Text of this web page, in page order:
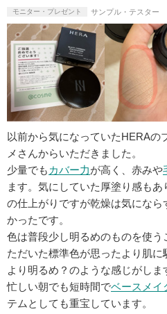
モニター・プレゼント サンプル・テスター
以前から気になっていたHERAの
メさんからいただきました。
少量でも カバー力が高く、赤みや
ます。気にしていた厚塗り感もあ
の仕上がりですが乾燥は気になら
かったです。
色は普段少し明るめのものを使
ただいた標準色が思ったより肌
より明るめ？のような感じがしま
忙しい朝でも短時間でベースメイ
テムとしても重宝しています。